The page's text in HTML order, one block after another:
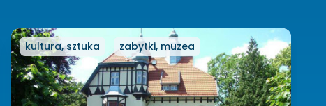
kultura, sztuka zabytki, muzea